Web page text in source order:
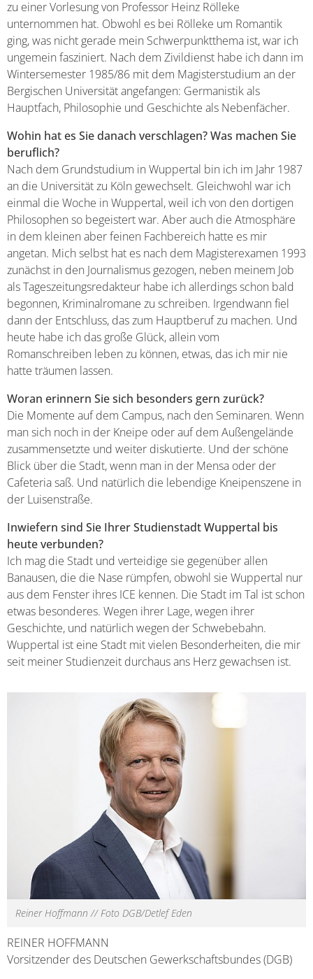
zu einer Vorlesung von Professor Heinz Rölleke
unternommen hat. Obwohl es bei Rölleke um Romantik
ging, was nicht gerade mein Schwerpunktthema ist, war ich
ungemein fasziniert. Nach dem Zivildienst habe ich dann im
Wintersemester 1985/86 mit dem Magisterstudium an der
Bergischen Universität angefangen: Germanistik als
Hauptfach, Philosophie und Geschichte als Nebenfächer.
Wohin hat es Sie danach verschlagen? Was machen Sie
beruflich?
Nach dem Grundstudium in Wuppertal bin ich im Jahr 1987
an die Universität zu Köln gewechselt. Gleichwohl war ich
einmal die Woche in Wuppertal, weil ich von den dortigen
Philosophen so begeistert war. Aber auch die Atmosphäre
in dem kleinen aber feinen Fachbereich hatte es mir
angetan. Mich selbst hat es nach dem Magisterexamen 1993
zunächst in den Journalismus gezogen, neben meinem Job
als Tageszeitungsredakteur habe ich allerdings schon bald
begonnen, Kriminalromane zu schreiben. Irgendwann fiel
dann der Entschluss, das zum Hauptberuf zu machen. Und
heute habe ich das große Glück, allein vom
Romanschreiben leben zu können, etwas, das ich mir nie
hatte träumen lassen.
Woran erinnern Sie sich besonders gern zurück?
Die Momente auf dem Campus, nach den Seminaren. Wenn
man sich noch in der Kneipe oder auf dem Außengelände
zusammensetzte und weiter diskutierte. Und der schöne
Blick über die Stadt, wenn man in der Mensa oder der
Cafeteria saß. Und natürlich die lebendige Kneipenszene in
der Luisenstraße.
Inwiefern sind Sie Ihrer Studienstadt Wuppertal bis
heute verbunden?
Ich mag die Stadt und verteidige sie gegenüber allen
Banausen, die die Nase rümpfen, obwohl sie Wuppertal nur
aus dem Fenster ihres ICE kennen. Die Stadt im Tal ist schon
etwas besonderes. Wegen ihrer Lage, wegen ihrer
Geschichte, und natürlich wegen der Schwebebahn.
Wuppertal ist eine Stadt mit vielen Besonderheiten, die mir
seit meiner Studienzeit durchaus ans Herz gewachsen ist.
Reiner Hoffmann // Foto DGB/Detlef Eden
REINER HOFFMANN
Vorsitzender des Deutschen Gewerkschaftsbundes (DGB)